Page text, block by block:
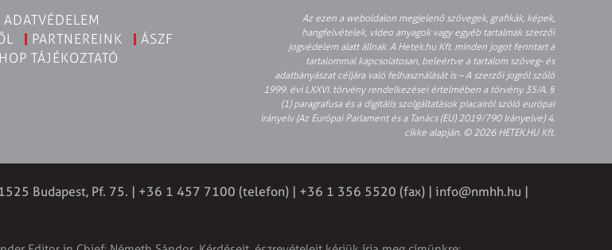
ADATVÉDELEM
PARTNEREINK
ÁSZF
TÁJÉKOZTATÓ
Az ezen a weboldalon megjelenő szövegek, grafikák, képek,
hangfelvételek, video anyagok vagy egyéb tartalmak szerzői
jogvédelem alatt állnak. A Hetek.hu Kft. minden jogot fenntart a
tartalommal kapcsolatosan, beleértve a tartalom szöveg- és
adatbányászat céljára való felhasználását is – A szerzői jogról szóló
1999. évi LXXVI. törvény rendelkezései értelmében a törvény 35/A. §
(1) paragrafusa és a digitális szolgáltatások piacairól szóló európai
irányelv (Az Európai Parlament és a Tanács (EU) 2019/790 Irányelve) 4.
cikke alapján. © 2026 HETEK.HU Kft.
Budapest, Pf. 75. | +36 1 457 7100 (telefon) | +36 1 356 5520 (fax) | info@nmhh.hu